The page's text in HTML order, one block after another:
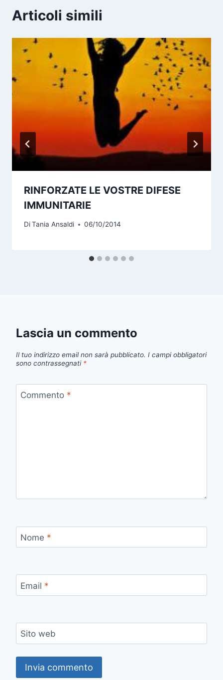
Articoli simili
RINFORZATE LE VOSTRE DIFESE
IMMUNITARIE
DiTania Ansaldi 06/10/2014
Lascia un commento
Il tuo indirizzo email non sarà pubblicato. I campi obbligatori
sono contrassegnati *
Commento *
Nome *
Email *
Sito web